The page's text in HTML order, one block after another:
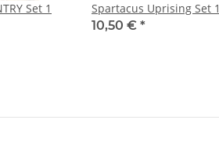
Set 1
Spartacus Uprising Set 1
10,50 € *